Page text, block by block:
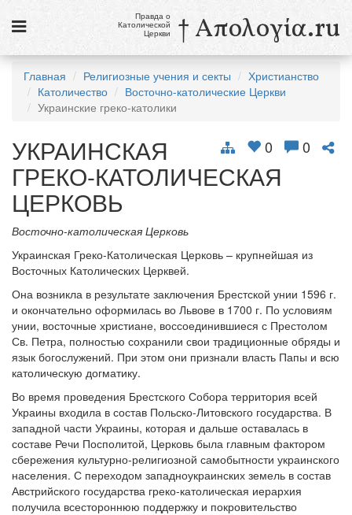
Новости
Галерея
Викторины
Религиозные учения и секты, справочник
9 августа
Св. Тереза Бенедикта Креста, дева и мученица
см. календарь
Обратная связь
mail@apologia.ru
Отправить сообщение
Вход
Правда о
Католической
Церкви † Απολογία.ru
Главная Религиозные учения и секты
Христианство
Католичество
Восточно-католические Церкви
Украинские греко-католики
0 0
УКРАИНСКАЯ
ГРЕКО-КАТОЛИЧЕСКАЯ
ЦЕРКОВЬ
Восточно-католическая Церковь
Украинская Греко-Католическая Церковь – крупнейшая из
Восточных Католических Церквей.
Она возникла в результате заключения Брестской унии 1596 г.
и окончательно оформилась во Львове в 1700 г. По условиям
унии, восточные христиане, воссоединившиеся с Престолом
Св. Петра, полностью сохранили свои традиционные обряды и
язык богослужений. При этом они признали власть Папы и всю
католическую догматику.
Во время проведения Брестского Собора территория всей
Украины входила в состав Польско-Литовского государства. В
западной части Украины, которая и дальше оставалась в
составе Речи Посполитой, Церковь была главным фактором
сбережения культурно-религиозной самобытности украинского
населения. С переходом западноукраинских земель в состав
Австрийского государства греко-католическая иерархия
получила всестороннюю поддержку и покровительство